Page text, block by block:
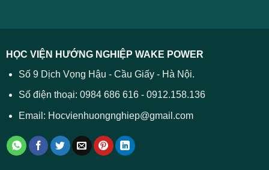
giảm
nhiều
HỌC VIỆN HƯỚNG NGHIỆP WAKE POWER
Số 9 Dịch Vọng Hậu - Cầu Giấy - Hà Nội.
Số điện thoại: 0984 686 616 - 0912.158.136
Email: Hocvienhuongnghiep@gmail.com